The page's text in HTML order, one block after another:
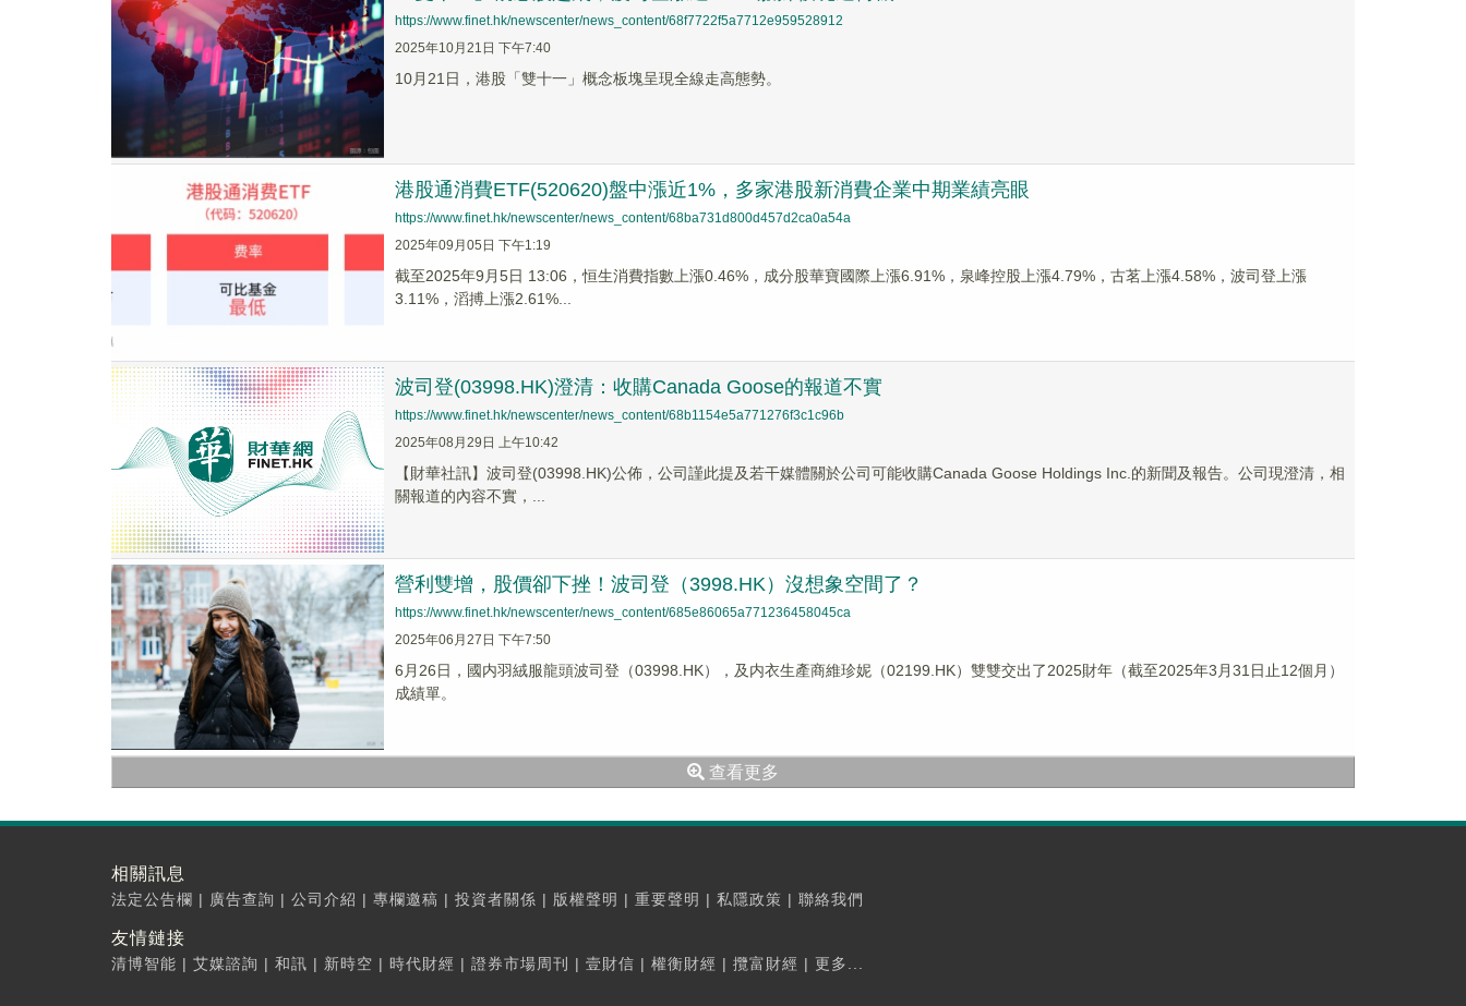
https://www.finet.hk/newscenter/news_content/68f7722f5a7712e959528912
2025年10月21日 下午7:40
10月21日，港股「雙十一」概念板塊呈現全線走高態勢。
港股通消費ETF(520620)盤中漲近1%，多家港股新消費企業中期業績亮眼
https://www.finet.hk/newscenter/news_content/68ba731d800d457d2ca0a54a
2025年09月05日 下午1:19
截至2025年9月5日 13:06，恒生消費指數上漲0.46%，成分股華寶國際上漲6.91%，泉峰控股上漲4.79%，古茗上漲4.58%，波司登上漲
3.11%，滔搏上漲2.61%...
波司登(03998.HK)澄清：收購Canada Goose的報道不實
https://www.finet.hk/newscenter/news_content/68b1154e5a771276f3c1c96b
2025年08月29日 上午10:42
【財華社訊】波司登(03998.HK)公佈，公司謹此提及若干媒體關於公司可能收購Canada Goose Holdings Inc.的新聞及報告。公司現澄清，相
關報道的內容不實，...
營利雙增，股價卻下挫！波司登（3998.HK）沒想象空間了？
https://www.finet.hk/newscenter/news_content/685e86065a771236458045ca
2025年06月27日 下午7:50
6月26日，國内羽絨服龍頭波司登（03998.HK），及内衣生產商維珍妮（02199.HK）雙雙交出了2025財年（截至2025年3月31日止12個月）
成績單。
查看更多
相關訊息
法定公告欄 | 廣告查詢 | 公司介紹 | 專欄邀稿 | 投資者關係 | 版權聲明 | 重要聲明 | 私隱政策 | 聯絡我們
友情鏈接
清博智能 | 艾媒諮詢 | 和訊 | 新時空 | 時代財經 | 證券市場周刊 | 壹財信 | 權衡財經 | 攬富財經 | 更多...